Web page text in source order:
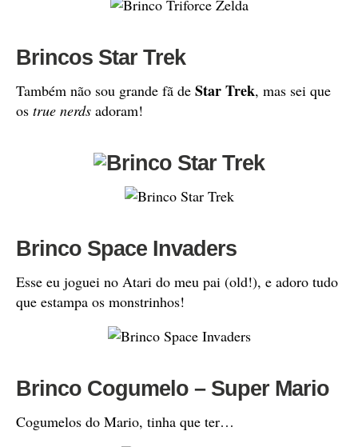
Brincos Star Trek
Também não sou grande fã de Star Trek, mas sei que
os true nerds adoram!
Brinco Space Invaders
Esse eu joguei no Atari do meu pai (old!), e adoro tudo
que estampa os monstrinhos!
Brinco Cogumelo – Super Mario
Cogumelos do Mario, tinha que ter…